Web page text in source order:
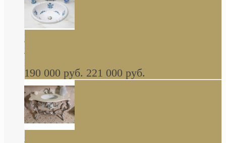
Decorated Bathroom раковина овальная
встраиваемая для ванной с рисунком синяя
роза В НАЛИЧИИ
190 000 руб. 221 000 руб.